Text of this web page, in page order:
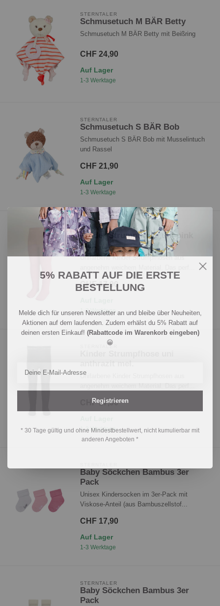
STERNTALER
Schmusetuch M BÄR Betty
Schmusetuch M BÄR Betty mit Beißring
CHF 24,90
Auf Lager
1-3 Werktage
STERNTALER
Schmusetuch S BÄR Bob
Schmusetuch S BÄR Bob mit Musselintuch
und Rassel
CHF 21,90
Auf Lager
1-3 Werktage
STERNTALER
Kinder Strumpfhose uni pink
mel.
Unifarbene Kinder Strumpfhosen aus
CHF 17,90
1-3 Werktage
STERNTALER
Unifarbene Kinder Strumpfhosen aus
CHF 17,90
1-3 Werktage
Baby Söckchen Bambus 3er
Pack
Unisex Kindersocken im 3er-Pack mit
Viskose-Anteil (aus Bambuszellstof...
CHF 17,90
Auf Lager
1-3 Werktage
STERNTALER
Baby Söckchen Bambus 3er
Pack
5% RABATT AUF DIE ERSTE
BESTELLUNG
Melde dich für unseren Newsletter an und bleibe über Neuheiten,
Aktionen auf dem laufenden. Zudem erhälst du 5% Rabatt auf
deinen ersten Einkauf! (Rabattcode im Warenkorb eingeben)
😀
Registrieren
* 30 Tage gültig und ohne Mindestbestellwert, nicht kumulierbar mit
anderen Angeboten *